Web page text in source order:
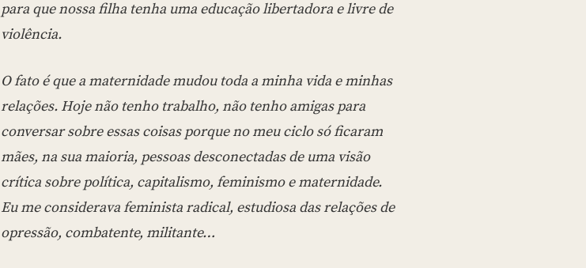
para que nossa filha tenha uma educação libertadora e livre de
violência.
O fato é que a maternidade mudou toda a minha vida e minhas
relações. Hoje não tenho trabalho, não tenho amigas para
conversar sobre essas coisas porque no meu ciclo só ficaram
mães, na sua maioria, pessoas desconectadas de uma visão
crítica sobre política, capitalismo, feminismo e maternidade.
Eu me considerava feminista radical, estudiosa das relações de
opressão, combatente, militante…